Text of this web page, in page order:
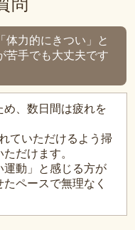
体力的にきつい」と
苦手でも大丈夫です
、数日間は疲れを
ていただけるよう掃
だけます。
運動」と感じる方が
ペースで無理なく